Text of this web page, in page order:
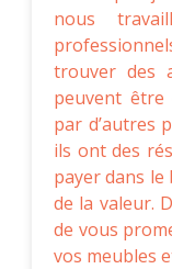
nous
trouver des
peuvent être
par d’autres
ils ont des
payer dans
de la valeur.
de vous
vos meubles